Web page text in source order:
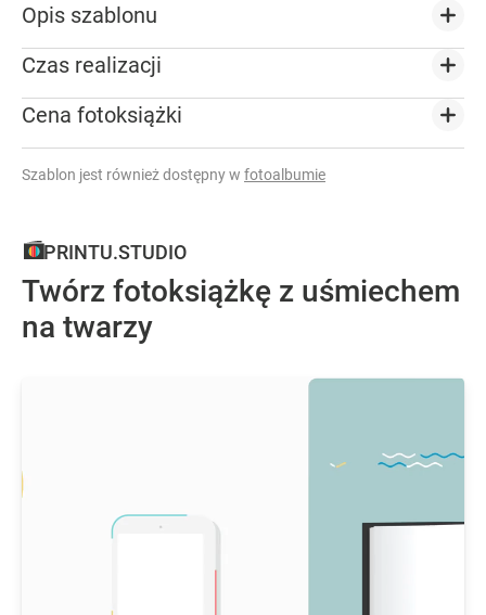
Opis szablonu
Czas realizacji
Cena fotoksiążki
Szablon jest również dostępny w fotoalbumie
PRINTU.STUDIO
Twórz fotoksiążkę z uśmiechem
na twarzy